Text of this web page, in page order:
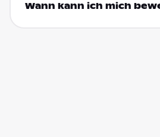
Wann kann ich mich